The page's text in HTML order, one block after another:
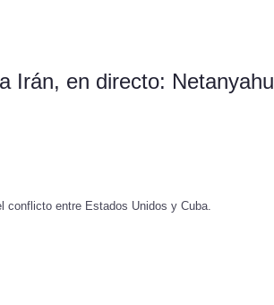
Irán, en directo: Netanyahu
conflicto entre Estados Unidos y Cuba.